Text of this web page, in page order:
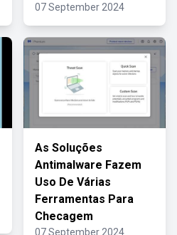
07 September 2024
As Soluções
Antimalware Fazem
Uso De Várias
Ferramentas Para
Checagem
07 September 2024